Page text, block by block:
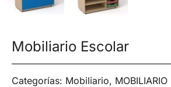
Mobiliario Escolar
Categorías: Mobiliario, MOBILIARIO